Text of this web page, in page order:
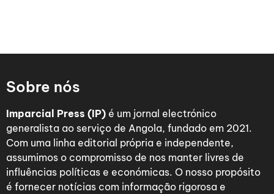
Sobre nós
Imparcial Press (IP) é um jornal electrónico
generalista ao serviço de Angola, fundado em 2021.
Com uma linha editorial própria e independente,
assumimos o compromisso de nos manter livres de
influências políticas e económicas. O nosso propósito
é fornecer notícias com informação rigorosa e